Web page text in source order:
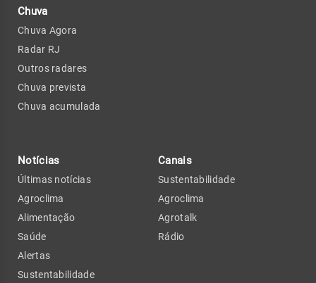
Chuva
Chuva Agora
Radar RJ
Outros radares
Chuva prevista
Chuva acumulada
Notícias
Últimas notícias
Agroclima
Alimentação
Saúde
Alertas
Sustentabilidade
Canais
Sustentabilidade
Agroclima
Agrotalk
Rádio